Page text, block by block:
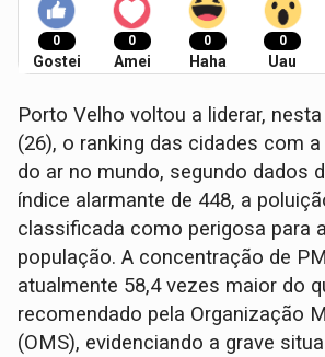
0
Gostei
0
Amei
0
Haha
0
Uau
Porto Velho voltou a liderar,
(26), o ranking das cidades com
do ar no mundo, segundo dados
índice alarmante de 448, a
classificada como perigosa para
população. A concentração de
atualmente 58,4 vezes maior do
recomendado pela Organização
(OMS), evidenciando a grave